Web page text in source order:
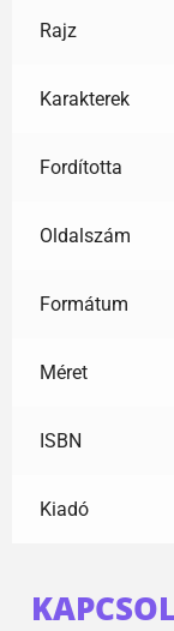
Rajz
Karakterek
Fordította
Oldalszám
Formátum
Méret
ISBN
Kiadó